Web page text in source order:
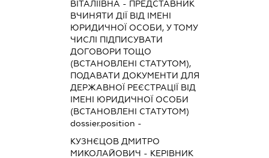
ВІТАЛІЇВНА - ПРЕДСТАВНИК
ВЧИНЯТИ ДІЇ ВІД ІМЕНІ
ЮРИДИЧНОЇ ОСОБИ, У ТОМУ
ЧИСЛІ ПІДПИСУВАТИ
ДОГОВОРИ ТОЩО
(ВСТАНОВЛЕНІ СТАТУТОМ),
ПОДАВАТИ ДОКУМЕНТИ ДЛЯ
ДЕРЖАВНОЇ РЕЄСТРАЦІЇ ВІД
ІМЕНІ ЮРИДИЧНОЇ ОСОБИ
(ВСТАНОВЛЕНІ СТАТУТОМ)
dossier.position -
КУЗНЄЦОВ ДМИТРО
МИКОЛАЙОВИЧ - КЕРІВНИК